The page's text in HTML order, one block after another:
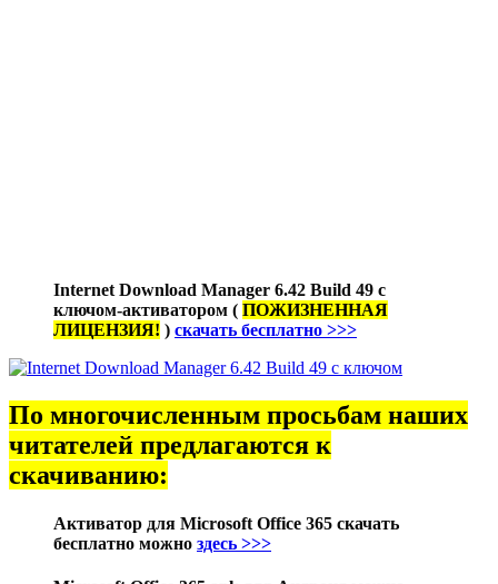
Internet Download Manager 6.42 Build 49 с
ключом-активатором ( ПОЖИЗНЕННАЯ
ЛИЦЕНЗИЯ! ) скачать бесплатно >>>
По многочисленным просьбам наших
читателей предлагаются к
скачиванию:
Активатор для Microsoft Office 365 скачать
бесплатно можно здесь >>>